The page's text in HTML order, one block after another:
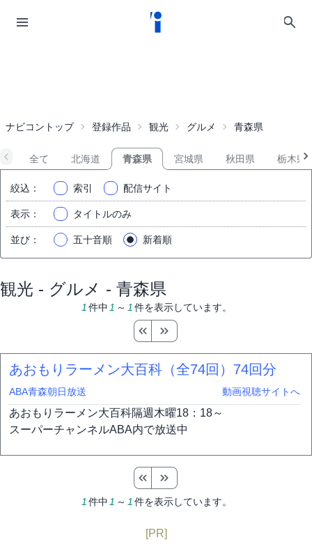
ナビコントップ 登録作品 観光 グルメ 青森県
全て 北海道 青森県 宮城県 秋田県 栃木県
絞込 ： 索引 配信サイト
表示 ： タイトルのみ
並び ： 五十音順 新着順
観光 - グルメ - 青森県
1 件中 1 ～ 1 件を表示しています。
あおもりラーメン大百科（全74回） 74回分
ABA青森朝日放送 動画視聴サイトへ
あおもりラーメン大百科隔週木曜18：18～
スーパーチャンネルABA内で放送中
1 件中 1 ～ 1 件を表示しています。
[PR]